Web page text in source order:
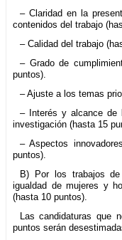
– Claridad en la
contenidos del trabajo
– Calidad del trabajo
– Grado de
puntos).
– Ajuste a los temas
– Interés y alcance de
investigación (hasta 15
– Aspectos
puntos).
B) Por los trabajos
igualdad de mujeres y
(hasta 10 puntos).
Las candidaturas que
puntos serán